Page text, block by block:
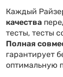
Каждый
качества
тесты, тесты
Полная
гарантирует
оптимальную